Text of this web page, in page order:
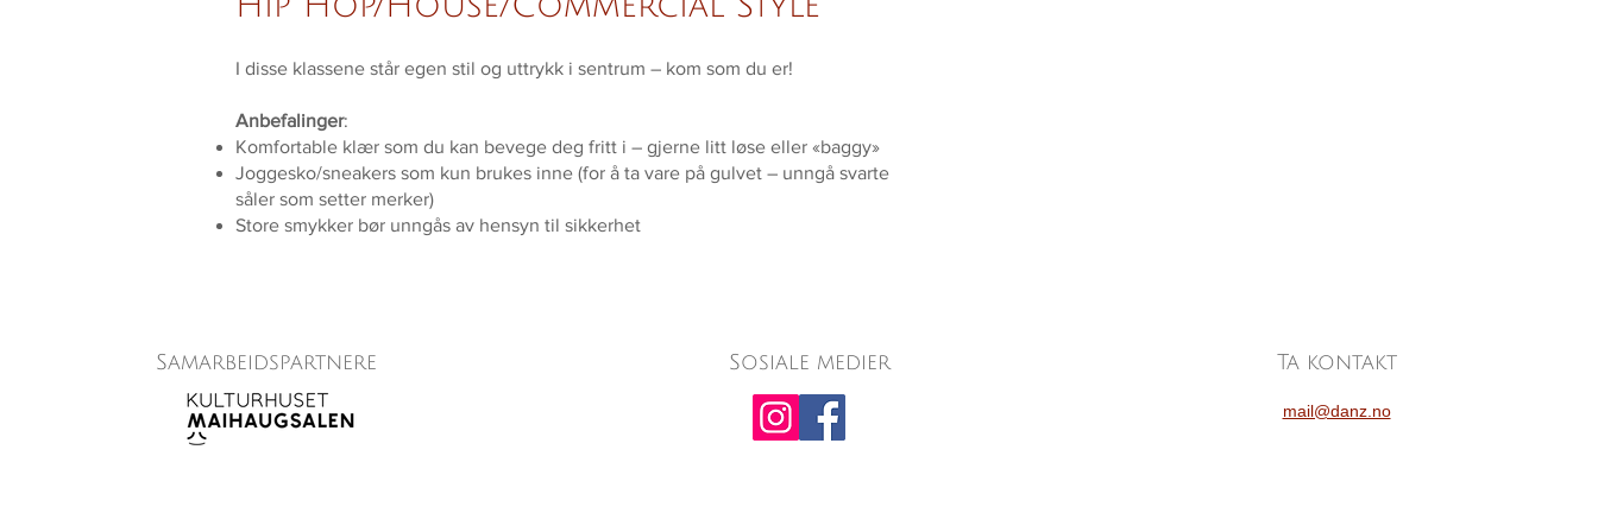
I disse klassene står egen stil og uttrykk i sentrum – kom som du er!
Anbefalinger:
Komfortable klær som du kan bevege deg fritt i – gjerne litt løse eller «baggy»
Joggesko/sneakers som kun brukes inne (for å ta vare på gulvet – unngå svarte
såler som setter merker)
Store smykker bør unngås av hensyn til sikkerhet
Samarbeidspartnere Sosiale medier Ta kontakt
mail@danz.no